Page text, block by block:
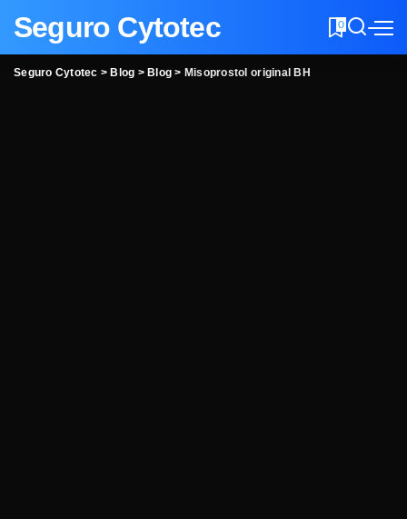
Seguro Cytotec 0
Seguro Cytotec > Blog > Blog > Misoprostol original BH